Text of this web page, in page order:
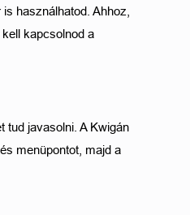
használhatod. Ahhoz,
kapcsolnod a
tud javasolni. A Kwigán
menüpontot, majd a